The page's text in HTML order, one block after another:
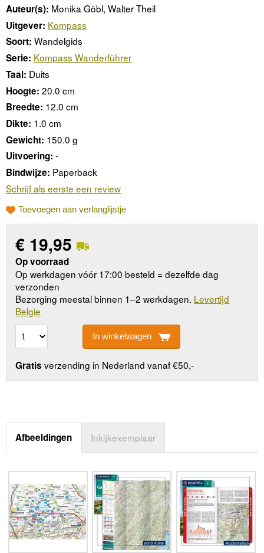
Auteur(s): Monika Göbl, Walter Theil
Uitgever: Kompass
Soort: Wandelgids
Serie: Kompass Wanderführer
Taal: Duits
Hoogte: 20.0 cm
Breedte: 12.0 cm
Dikte: 1.0 cm
Gewicht: 150.0 g
Uitvoering: -
Bindwijze: Paperback
Schrijf als eerste een review
Toevoegen aan verlanglijstje
€ 19,95
Op voorraad
Op werkdagen vóór 17:00 besteld = dezelfde dag
verzonden
Bezorging meestal binnen 1–2 werkdagen. Levertijd
Belgie
In winkelwagen
Gratis verzending in Nederland vanaf €50,-
Afbeeldingen Inkijkexemplaar